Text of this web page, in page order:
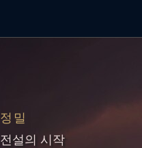
정밀
전설의 시작